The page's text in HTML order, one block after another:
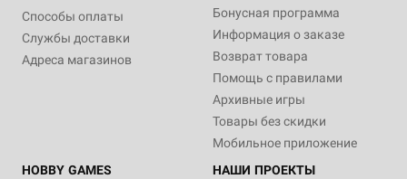
Способы оплаты
Службы доставки
Адреса магазинов
Бонусная программа
Информация о заказе
Возврат товара
Помощь с правилами
Архивные игры
Товары без скидки
Мобильное приложение
HOBBY GAMES
НАШИ ПРОЕКТЫ